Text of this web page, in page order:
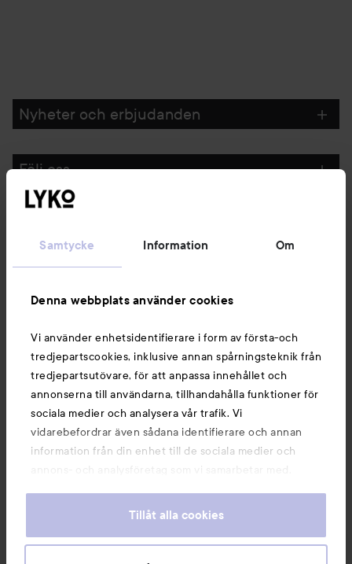
Samtycke Information Om
Denna webbplats använder cookies
Vi använder enhetsidentifierare i form av första-och
tredjepartscookies, inklusive annan spårningsteknik från
tredjepartsutövare, för att anpassa innehållet och
annonserna till användarna, tillhandahålla funktioner för
sociala medier och analysera vår trafik. Vi
vidarebefordrar även sådana identifierare och annan
information från din enhet till de sociala medier och
annons- och analysföretag som vi samarbetar med.
information som du har tillhandahållit eller som de har
våra cookies vid fortsatt användande av vår webbplats.
Tillåt alla cookies
Nyheter och erbjudanden
Följ oss
Du kanske också gillar